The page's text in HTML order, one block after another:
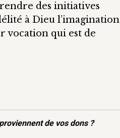
des initiatives
à Dieu l’imagination
vocation qui est de
de vos dons ?